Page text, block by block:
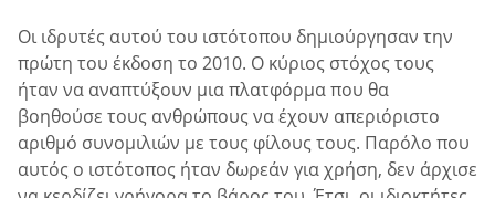
Οι ιδρυτές αυτού του ιστότοπου δημιούργησαν την
πρώτη του έκδοση το 2010. Ο κύριος στόχος τους
ήταν να αναπτύξουν μια πλατφόρμα που θα
βοηθούσε τους ανθρώπους να έχουν απεριόριστο
αριθμό συνομιλιών με τους φίλους τους. Παρόλο που
αυτός ο ιστότοπος ήταν δωρεάν για χρήση, δεν άρχισε